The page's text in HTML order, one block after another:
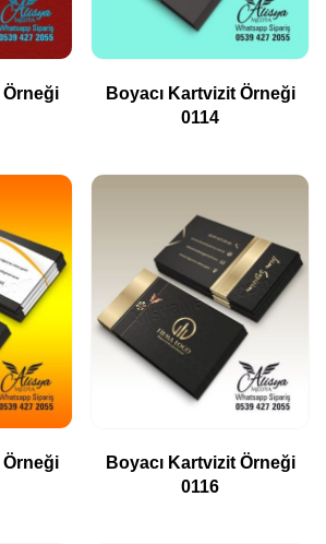
Örneği
Boyacı Kartvizit Örneği
0114
Örneği
Boyacı Kartvizit Örneği
0116